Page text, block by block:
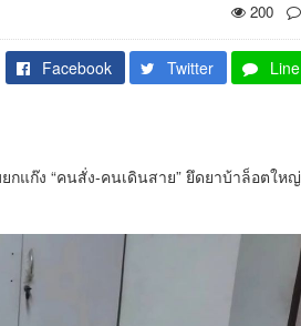
200
Facebook Twitter Line
แก๊ง “คนสั่ง-คนเดินสาย” ยึดยาบ้าล็อตใหญ่